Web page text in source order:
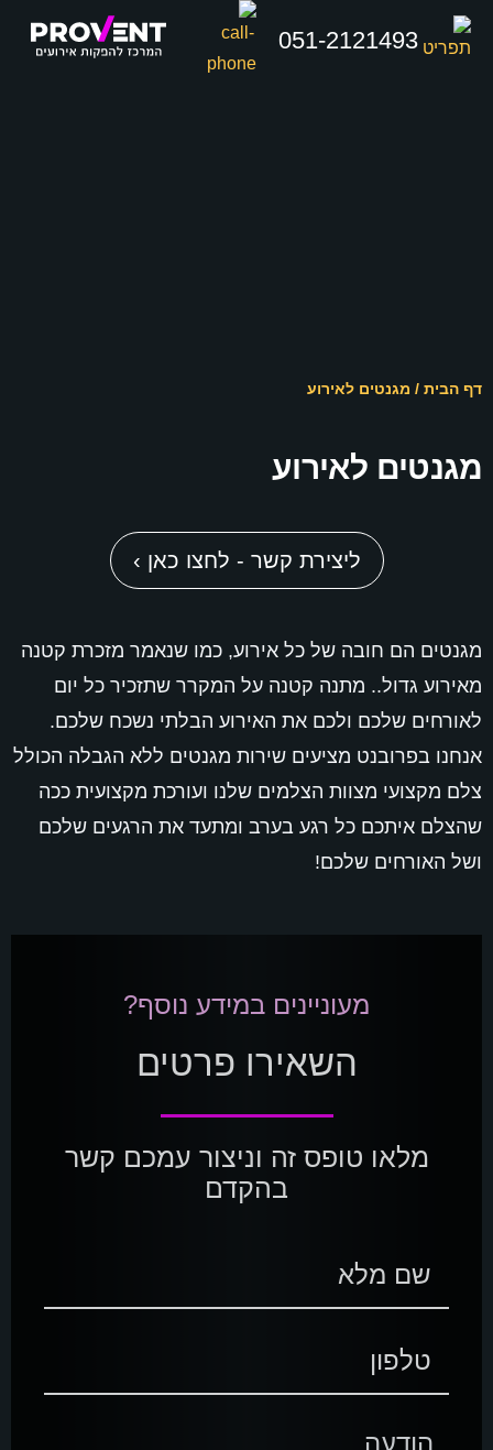
051-2121493
דף הבית / מגנטים לאירוע
מגנטים לאירוע
ליצירת קשר - לחצו כאן ›
מגנטים הם חובה של כל אירוע, כמו שנאמר מזכרת קטנה
מאירוע גדול.. מתנה קטנה על המקרר שתזכיר כל יום
לאורחים שלכם ולכם את האירוע הבלתי נשכח שלכם.
אנחנו בפרובנט מציעים שירות מגנטים ללא הגבלה הכולל
צלם מקצועי מצוות הצלמים שלנו ועורכת מקצועית ככה
שהצלם איתכם כל רגע בערב ומתעד את הרגעים שלכם
ושל האורחים שלכם!
מעוניינים במידע נוסף?
השאירו פרטים
מלאו טופס זה וניצור עמכם קשר
בהקדם